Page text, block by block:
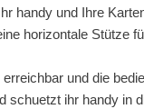
handy und Ihre
horizontale Stütze
und die
schuetzt ihr handy in